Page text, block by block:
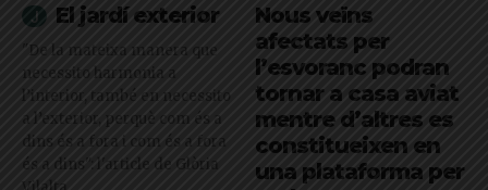
El jardí exterior
"De la mateixa manera que
necessito harmonia a
l’interior, també en necessito
a l’exterior, perquè com és a
dins és a fora i com és a fora
és a dins": l'article de Glòria
Nous veïns
afectats per
l’esvoranc podran
tornar a casa aviat
mentre d’altres es
constitueixen en
una plataforma per